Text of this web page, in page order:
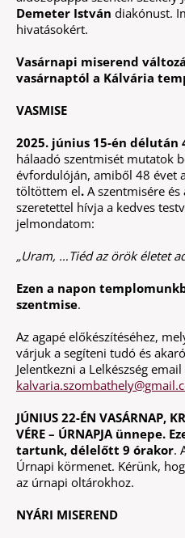
Demeter István diakónust.
hivatásokért.
Vasárnapi miserend
vasárnaptól a Kálvária
VASMISE
2025. június 15-én délután
hálaadó szentmisét mutatok
évfordulóján, amiből 48 évet
töltöttem el. A szentmisére
szeretettel hívja a kedves
jelmondatom:
„Uram, …Tiéd az örök életet
Ezen a napon
szentmise.
Az agapé előkészítéséhez,
várjuk a segíteni tudó és
Jelentkezni a Lelkészség
JÚNIUS 22-ÉN VASÁRNAP,
VÉRE – ÚRNAPJA ünnepe.
tartunk, délelőtt 9 órakor.
Úrnapi körmenet. Kérünk,
az úrnapi oltárokhoz.
NYÁRI MISEREND